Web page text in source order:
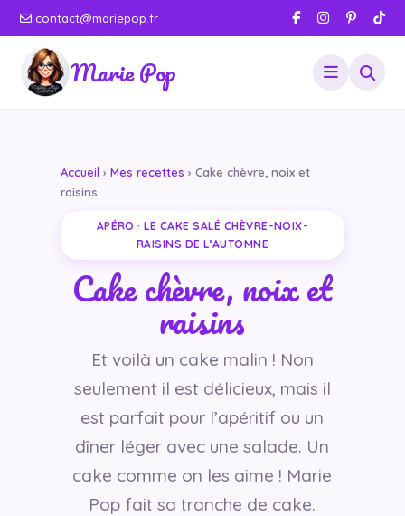
contact@mariepop.fr
Marie Pop
Accueil › Mes recettes › Cake chèvre, noix et
raisins
APÉRO · LE CAKE SALÉ CHÈVRE-NOIX-
RAISINS DE L’AUTOMNE
Cake chèvre, noix et
raisins
Et voilà un cake malin ! Non
seulement il est délicieux, mais il
est parfait pour l’apéritif ou un
dîner léger avec une salade. Un
cake comme on les aime ! Marie
Pop fait sa tranche de cake.